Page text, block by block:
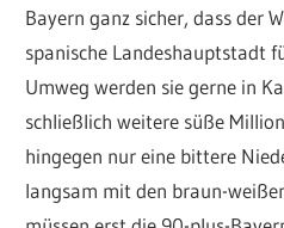
Bayern ganz sicher, dass der
spanische Landeshauptstadt
Umweg werden sie gerne in
schließlich weitere süße
hingegen nur eine bittere
langsam mit den braun-